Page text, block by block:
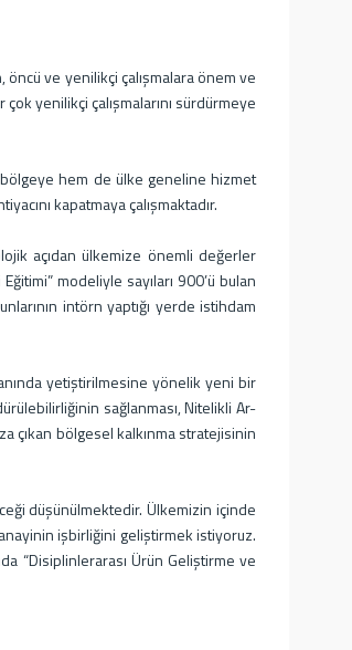
ve yenilikçi çalışmalara önem ve
yenilikçi çalışmalarını sürdürmeye
hem de ülke geneline hizmet
kapatmaya çalışmaktadır.
açıdan ülkemize önemli değerler
modeliyle sayıları 900’ü bulan
intörn yaptığı yerde istihdam
yetiştirilmesine yönelik yeni bir
sağlanması, Nitelikli Ar-
çıkan bölgesel kalkınma stratejisinin
düşünülmektedir. Ülkemizin içinde
işbirliğini geliştirmek istiyoruz.
“Disiplinlerarası Ürün Geliştirme ve